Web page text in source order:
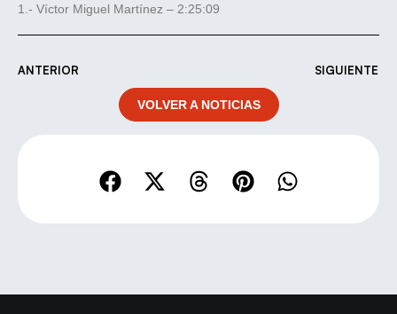
1.- Víctor Miguel Martínez – 2:25:09
ANTERIOR SIGUIENTE
VOLVER A NOTICIAS